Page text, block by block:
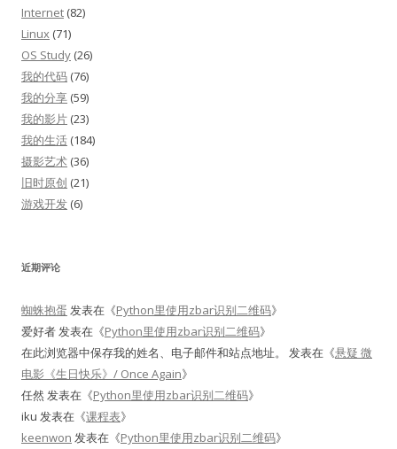
Internet (82)
Linux (71)
OS Study (26)
我的代码 (76)
我的分享 (59)
我的影片 (23)
我的生活 (184)
摄影艺术 (36)
旧时原创 (21)
游戏开发 (6)
近期评论
蜘蛛抱蛋 发表在《Python里使用zbar识别二维码》
爱好者发表在《Python里使用zbar识别二维码》
在此浏览器中保存我的姓名、电子邮件和站点地址。
发表在《悬疑 微
电影《生日快乐》/ Once Again》
任然 发表在《Python里使用zbar识别二维码》
iku 发表在《课程表》
keenwon 发表在《Python里使用zbar识别二维码》